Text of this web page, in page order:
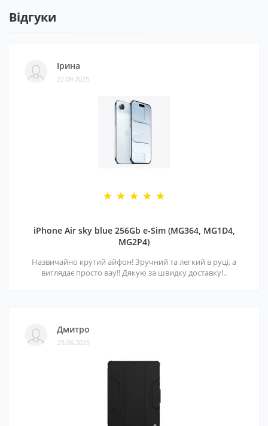
Відгуки
Ірина
22.09.2025
iPhone Air sky blue 256Gb e-Sim (MG364, MG1D4,
MG2P4)
Назвичайно крутий айфон! Зручний та легкий в руці, а
виглядає просто вау!! Дякую за швидку доставку!..
Дмитро
25.06.2025